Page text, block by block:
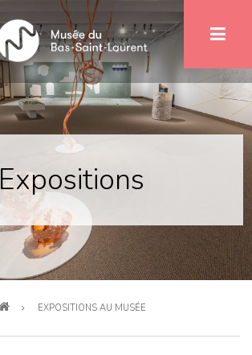
Expositions
EXPOSITIONS AU MUSÉE